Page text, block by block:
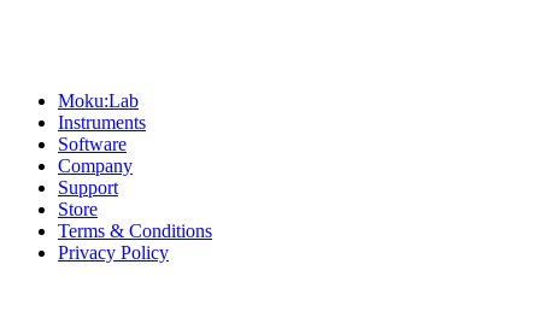
Moku:Lab
Instruments
Software
Company
Support
Store
Terms & Conditions
Privacy Policy